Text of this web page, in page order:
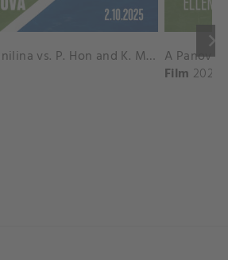
keyboard_arrow_right
A. Krunic and A. Danilina vs. P. Hon and K. Muchova Match Highlights - BEIJING_Capital Group Diamond ( October 02, 2025)
Film 2026